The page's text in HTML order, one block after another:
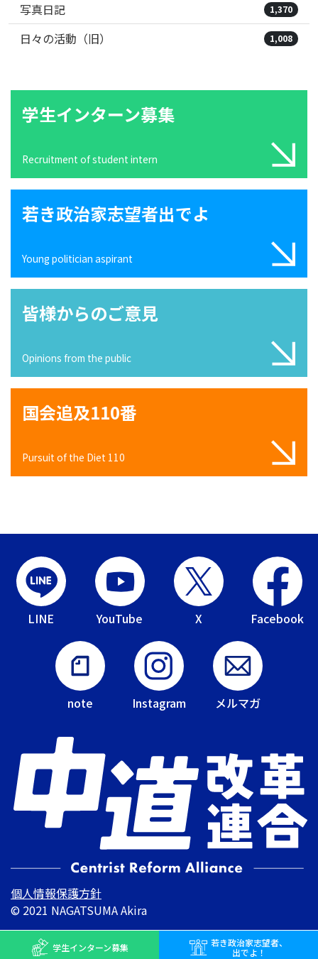
写真日記 1,370
日々の活動（旧） 1,008
学生インターン募集
Recruitment of student intern
若き政治家志望者出でよ
Young politician aspirant
皆様からのご意見
Opinions from the public
国会追及110番
Pursuit of the Diet 110
LINE YouTube X Facebook
note Instagram メルマガ
個人情報保護方針
© 2021 NAGATSUMA Akira
学生インターン募集 若き政治家志望者、
出でよ！